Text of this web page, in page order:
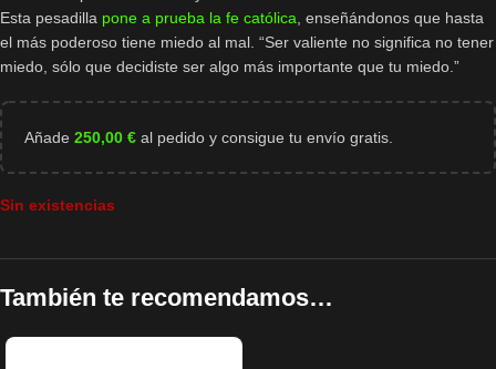
Esta pesadilla pone a prueba la fe católica , enseñándonos que hasta
el más poderoso tiene miedo al mal. “Ser valiente no significa no tener
miedo, sólo que decidiste ser algo más importante que tu miedo.”
Añade 250,00 € al pedido y consigue tu envío gratis.
Sin existencias
También te recomendamos…